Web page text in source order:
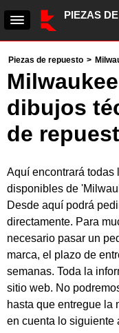
PIEZAS
Piezas de repuesto >
dibujos
de
Aquí encontrará todas
disponibles de
Desde aquí podrá
directamente. Para
necesario pasar un
marca, el plazo de
semanas. Toda la
sitio web. No
hasta que entregue la
en cuenta lo siguiente